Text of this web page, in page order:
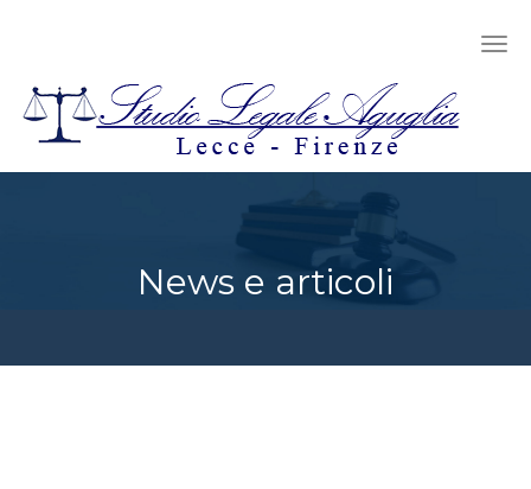
News e articoli